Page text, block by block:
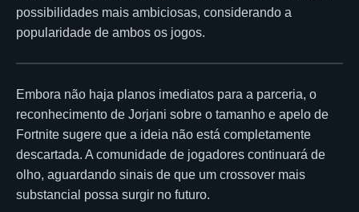
possibilidades mais ambiciosas, considerando a
popularidade de ambos os jogos.
Embora não haja planos imediatos para a parceria, o
reconhecimento de Jorjani sobre o tamanho e apelo de
Fortnite sugere que a ideia não está completamente
descartada. A comunidade de jogadores continuará de
olho, aguardando sinais de que um crossover mais
substancial possa surgir no futuro.